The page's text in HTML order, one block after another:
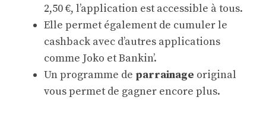
2,50 €, l’application est accessible à tous.
Elle permet également de cumuler le
cashback avec d’autres applications
comme Joko et Bankin’.
Un programme de parrainage original
vous permet de gagner encore plus.